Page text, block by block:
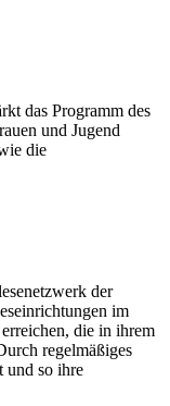
das Programm des
und Jugend
die
der
im
die in ihrem
regelmäßiges
und so ihre